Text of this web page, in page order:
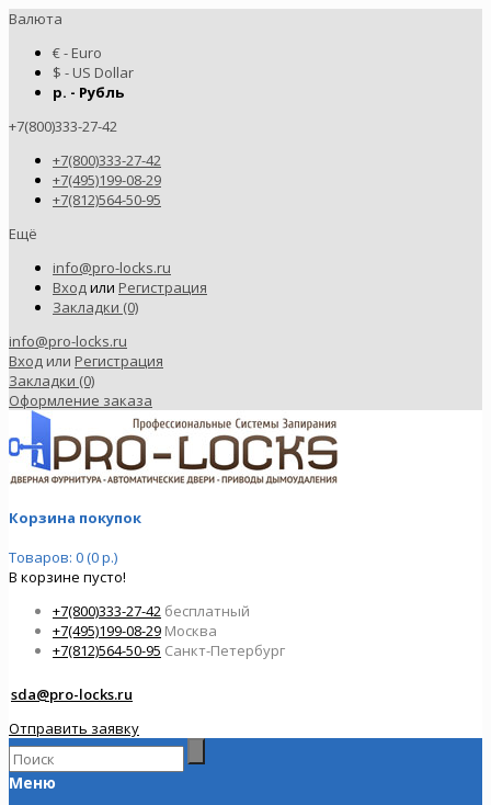
Валюта
€ - Euro
$ - US Dollar
р. - Рубль
+7(800)333-27-42
+7(800)333-27-42
+7(495)199-08-29
+7(812)564-50-95
Ещё
info@pro-locks.ru
Входили Регистрация
Закладки (0)
info@pro-locks.ru
Вход или Регистрация
Закладки (0)
Оформление заказа
Корзина покупок
Товаров: 0 (0 р.)
В корзине пусто!
+7(800)333-27-42 бесплатный
+7(495)199-08-29 Москва
+7(812)564-50-95 Санкт-Петербург
sda@pro-locks.ru
Отправить заявку
Меню